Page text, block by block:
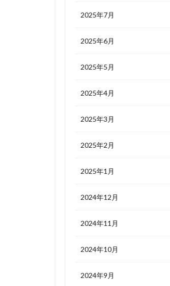
2025年7月
2025年6月
2025年5月
2025年4月
2025年3月
2025年2月
2025年1月
2024年12月
2024年11月
2024年10月
2024年9月